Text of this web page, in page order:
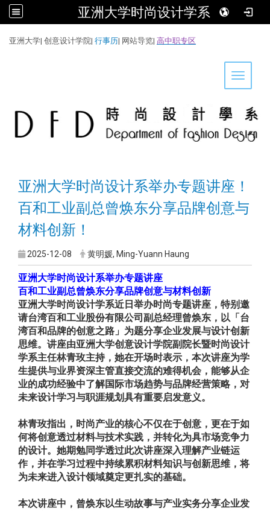
亚洲大学时尚设计学系
亚洲大学| 创意设计学院| 行事历| 网站导览| 高中职专区
Toggle
亚洲大学时尚设计系举办专题讲座！
百和工业副总曾焕东分享品牌创意与
材料创新！
2025-12-08 黄明媛, Ming-Yuann Haung
亚洲大学时尚设计系举办专题讲座
百和工业副总曾焕东分享品牌创意与材料创新
亚洲大学时尚设计学系近日举办时尚专题讲座，特别邀
请台湾百和工业股份有限公司副总经理曾焕东，以「台
湾百和品牌的创意之路」为题分享企业发展与设计创新
思维。讲座由亚洲大学创意设计学院副院长暨时尚设计
学系主任林青玫主持，她在开场时表示，本次讲座为学
生提供与业界资深主管直接交流的难得机会，能够从企
业的成功经验中了解国际市场趋势与品牌经营策略，对
未来设计学习与职涯规划具有重要启发意义。
林青玫指出，时尚产业的核心不仅在于创意，更在于如
何将创意透过材料与技术实践，并转化为具市场竞争力
的设计。她期勉同学透过此次讲座深入理解产业链运
作，并在学习过程中持续累积材料知识与创新思维，将
为未来进入设计领域奠定更扎实的基础。
本次讲座中，曾焕东以生动故事与产业实务分享企业发